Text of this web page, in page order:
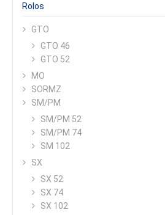
Rolos
GTO
GTO 46
GTO 52
MO
SORMZ
SM/PM
SM/PM 52
SM/PM 74
SM 102
SX
SX 52
SX 74
SX 102